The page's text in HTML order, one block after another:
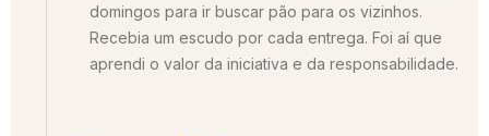
domingos para ir buscar pão para os vizinhos.
Recebia um escudo por cada entrega. Foi aí que
aprendi o valor da iniciativa e da responsabilidade.